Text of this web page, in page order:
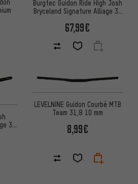
Burgtec Guidon Ride High Josh
Bryceland Signature Alliage 35
67,99€
35
LEVELNINE Guidon Courbé MTB
Team 31,8 10 mm
8,99€